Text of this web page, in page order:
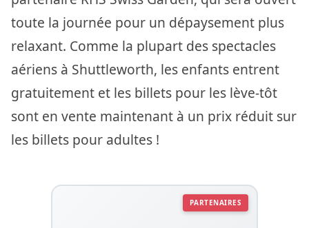
toute la journée pour un dépaysement plus
relaxant. Comme la plupart des spectacles
aériens à Shuttleworth, les enfants entrent
gratuitement et les billets pour les lève-tôt
sont en vente maintenant à un prix réduit sur
les billets pour adultes !
PARTENAIRES